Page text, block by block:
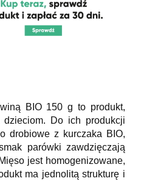
BIO 150 g to produkt,
Do ich produkcji
drobiowe z kurczaka BIO,
parówki zawdzięczają
jest homogenizowane,
ma jednolitą strukturę i